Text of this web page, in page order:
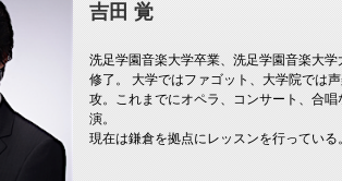
吉田 覚
洗足学園音楽大学卒業、洗足学園音楽大学
修了。 大学ではファゴット、大学院では
攻。これまでにオペラ、コンサート、合唱
演。
現在は鎌倉を拠点にレッスンを行っている